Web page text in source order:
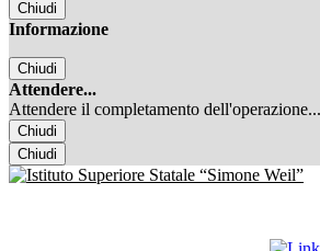
Chiudi
Informazione
Chiudi
Attendere...
Attendere il completamento dell'operazione...
Chiudi
Chiudi